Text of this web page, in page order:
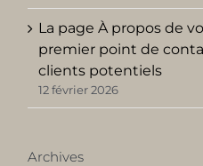
La page À propos de
premier point de
clients potentiels
12 février 2026
Archives